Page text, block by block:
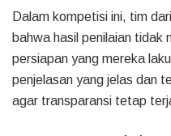
Dalam kompetisi ini, tim
bahwa hasil penilaian tidak
persiapan yang mereka
penjelasan yang jelas dan
agar transparansi tetap